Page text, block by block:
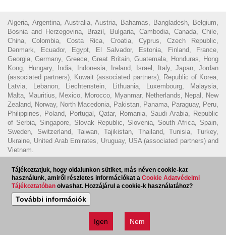
Algeria, Argentina, Australia, Austria, Bahamas, Bangladesh, Belgium,
Bosnia and Herzegovina, Brazil, Bulgaria, Cambodia, Canada, Chile,
China, Colombia, Costa Rica, Croatia, Cyprus, Czech Republic,
Denmark, Ecuador, Egypt, El Salvador, Estonia, Finland, France,
Georgia, Germany, Greece, Great Britain, Guatemala, Honduras, Hong
Kong, Hungary, India, Indonesia, Ireland, Israel, Italy, Japan, Jordan
(associated partners), Kuwait (associated partners), Republic of Korea,
Latvia, Lebanon, Liechtenstein, Lithuania, Luxembourg, Malaysia,
Malta, Mauritius, Mexico, Morocco, Myanmar, Netherlands, Nepal, New
Zealand, Norway, North Macedonia, Pakistan, Panama, Paraguay, Peru,
Philippines, Poland, Portugal, Qatar, Romania, Saudi Arabia, Republic
of Serbia, Singapore, Slovak Republic, Slovenia, South Africa, Spain,
Sweden, Switzerland, Taiwan, Tajikistan, Thailand, Tunisia, Turkey,
Ukraine, United Arab Emirates, Uruguay, USA (associated partners) and
Vietnam.
© 2023 - Ecovis Hungary Jogi nyilatkozat
Adatvédelmi tájékoztató
Cookie tájékoztató
Magyar Ügyvédi Kamara
Visszaélés
bejelentés
Hírlevél feliratkozás
Tájékoztatjuk, hogy oldalunkon sütiket, más néven cookie-kat
használunk, amiről részletes információkat aCookie Adatvédelmi
Tájékoztatóban olvashat. Hozzájárul a cookie-k használatához?
További információk
Igen Nem